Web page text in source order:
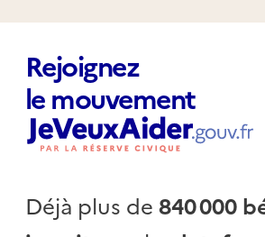
Rejoignez
le mouvement
Déjà plus de840 000